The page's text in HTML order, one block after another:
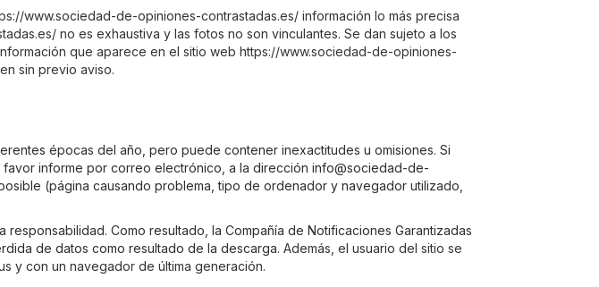
www.sociedad-de-opiniones-contrastadas.es/ información lo más precisa
no es exhaustiva y las fotos no son vinculantes. Se dan sujeto a los
que aparece en el sitio web https://www.sociedad-de-opiniones-
sin previo aviso.
épocas del año, pero puede contener inexactitudes u omisiones. Si
informe por correo electrónico, a la dirección info@sociedad-de-
(página causando problema, tipo de ordenador y navegador utilizado,
Como resultado, la Compañía de Notificaciones Garantizadas
de datos como resultado de la descarga. Además, el usuario del sitio se
y con un navegador de última generación.